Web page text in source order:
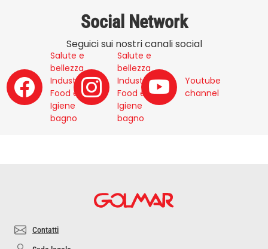
Social Network
Seguici sui nostri canali social
Salute e
bellezza
Industria,
Food e
Igiene
bagno
Salute e
bellezza
Industria,
Food e
Igiene
bagno
Youtube
channel
Contatti